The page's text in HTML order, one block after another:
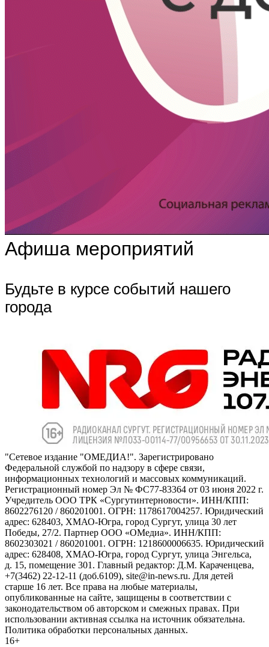
Афиша мероприятий
Будьте в курсе событий нашего
города
"Сетевое издание "ОМЕДИА!". Зарегистрировано
Федеральной службой по надзору в сфере связи,
информационных технологий и массовых коммуникаций.
Регистрационный номер Эл № ФС77-83364 от 03 июня 2022 г.
Учредитель ООО ТРК «Сургутинтерновости». ИНН/КПП:
8602276120 / 860201001. ОГРН: 1178617004257. Юридический
адрес: 628403, ХМАО-Югра, город Сургут, улица 30 лет
Победы, 27/2. Партнер ООО «ОМедиа». ИНН/КПП:
8602303021 / 860201001. ОГРН: 1218600006635. Юридический
адрес: 628408, ХМАО-Югра, город Сургут, улица Энгельса,
д. 15, помещение 301. Главный редактор: Д.М. Караченцева,
+7(3462) 22-12-11 (доб.6109), site@in-news.ru. Для детей
старше 16 лет. Все права на любые материалы,
опубликованные на сайте, защищены в соответствии с
законодательством об авторском и смежных правах. При
использовании активная ссылка на источник обязательна.
Политика обработки персональных данных.
16+